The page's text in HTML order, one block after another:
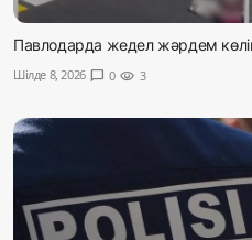
Павлодарда жедел жәрдем
Шілде 8, 2026 chat_bubble 0 visibility 3